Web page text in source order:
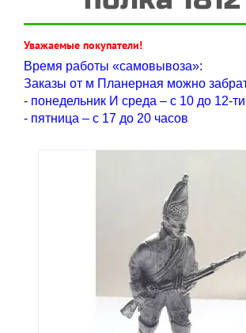
Уважаемые покупатели!
Время работы «самовывоза»:
Заказы от м Планерная можно
- понедельник И среда – с 10 до 12-
- пятница – с 17 до 20 часов